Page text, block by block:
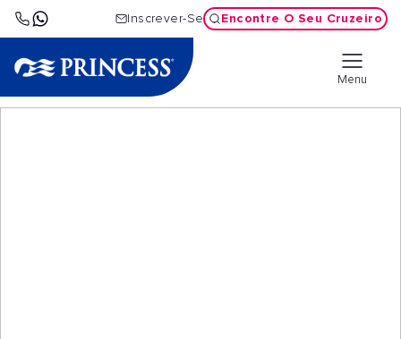
Inscrever-Se Encontre O Seu Cruzeiro
Menu